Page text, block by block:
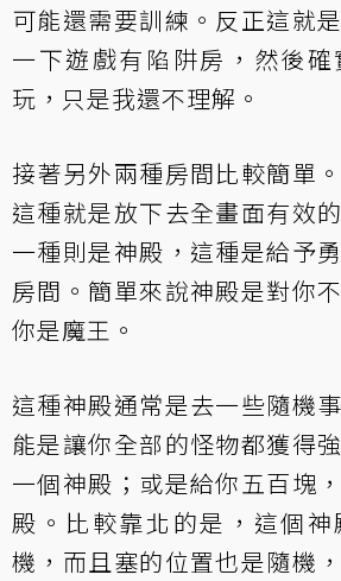
可能還需要訓練。反正這就
一下遊戲有陷阱房，然後
玩，只是我還不理解。
接著另外兩種房間比較簡單
這種就是放下去全畫面有效
一種則是神殿，這種是給予
房間。簡單來說神殿是對你
你是魔王。
這種神殿通常是去一些隨機
能是讓你全部的怪物都獲得
一個神殿；或是給你五百塊
殿。比較靠北的是，這個
機，而且塞的位置也是隨機